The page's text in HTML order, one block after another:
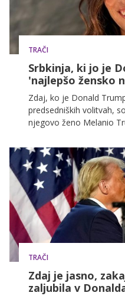
TRAČI
Srbkinja, ki jo je
'najlepšo žensko
Zdaj, ko je Donald
predsedniških volitvah,
njegovo ženo Melanio
TRAČI
Zdaj je jasno,
zaljubila v